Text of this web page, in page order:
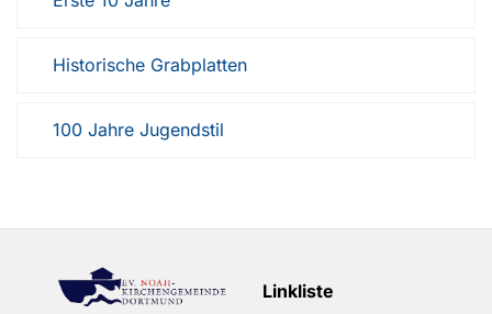
Historische Grabplatten
100 Jahre Jugendstil
Linkliste